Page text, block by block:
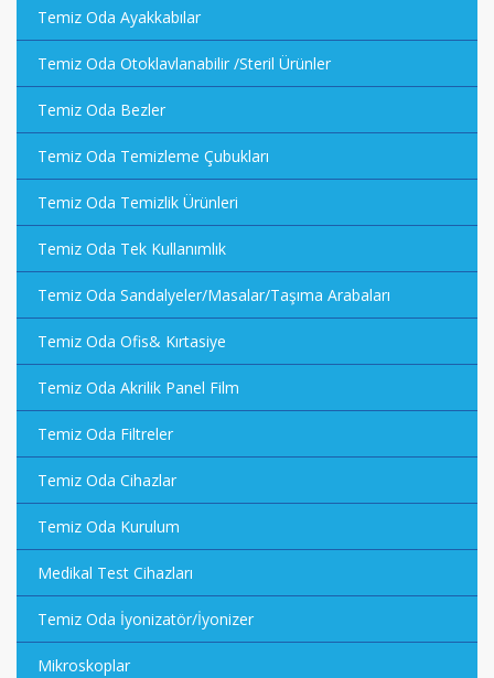
Temiz Oda Ayakkabılar
Temiz Oda Otoklavlanabilir /Steril Ürünler
Temiz Oda Bezler
Temiz Oda Temizleme Çubukları
Temiz Oda Temizlik Ürünleri
Temiz Oda Tek Kullanımlık
Temiz Oda Sandalyeler/Masalar/Taşıma Arabaları
Temiz Oda Ofis& Kırtasiye
Temiz Oda Akrilik Panel Film
Temiz Oda Filtreler
Temiz Oda Cihazlar
Temiz Oda Kurulum
Medikal Test Cihazları
Temiz Oda İyonizatör/İyonizer
Mikroskoplar